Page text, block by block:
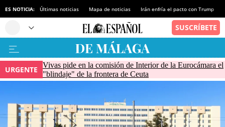
ES NOTICIA: Últimas noticias Mapa de noticias Irán enfría el pacto con Trump
URGENTE
Vivas pide en la comisión de Interior de la Eurocámara el
"blindaje" de la frontera de Ceuta